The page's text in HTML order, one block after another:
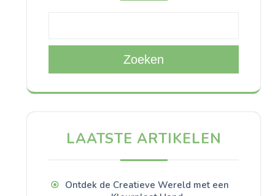
Zoeken
LAATSTE ARTIKELEN
Ontdek de Creatieve Wereld met een